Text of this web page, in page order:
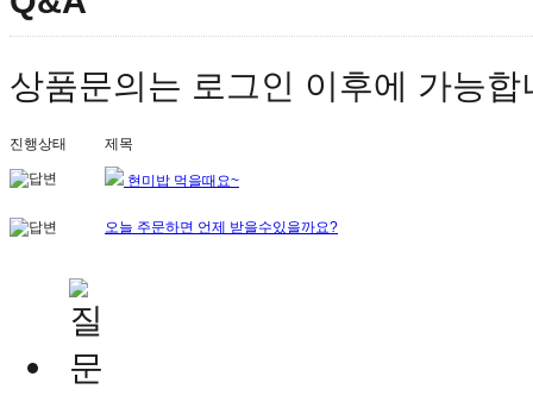
상품문의는 로그인 이후에 가능합
진행상태 제목
현미밥 먹을때요~
오늘 주문하면 언제 받을수있을까요?